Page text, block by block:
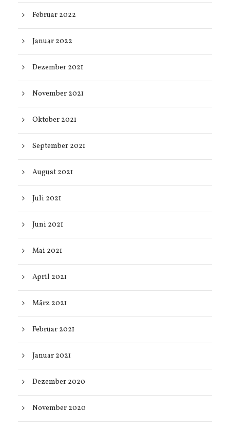
Februar 2022
Januar 2022
Dezember 2021
November 2021
Oktober 2021
September 2021
August 2021
Juli 2021
Juni 2021
Mai 2021
April 2021
März 2021
Februar 2021
Januar 2021
Dezember 2020
November 2020